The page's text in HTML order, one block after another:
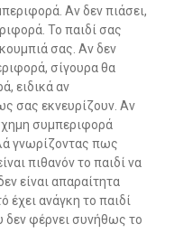
Αν δεν πιάσει,
Το παιδί σας
σας. Αν δεν
σίγουρα θα
ειδικά αν
σας εκνευρίζουν. Αν
συμπεριφορά
γνωρίζοντας πως
πιθανόν το παιδί να
είναι απαραίτητα
έχει ανάγκη το παιδί
δεν φέρνει συνήθως το